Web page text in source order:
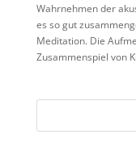
Wahrnehmen der
es so gut
Meditation. Die
Zusammenspiel von